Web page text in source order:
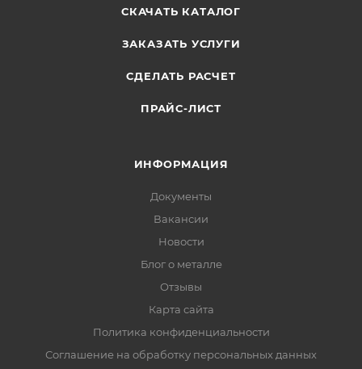
СКАЧАТЬ КАТАЛОГ
ЗАКАЗАТЬ УСЛУГИ
СДЕЛАТЬ РАСЧЕТ
ПРАЙС-ЛИСТ
ИНФОРМАЦИЯ
Документы
Вакансии
Новости
Блог о металле
Отзывы
Карта сайта
Политика конфиденциальности
Соглашение на обработку персональных данных